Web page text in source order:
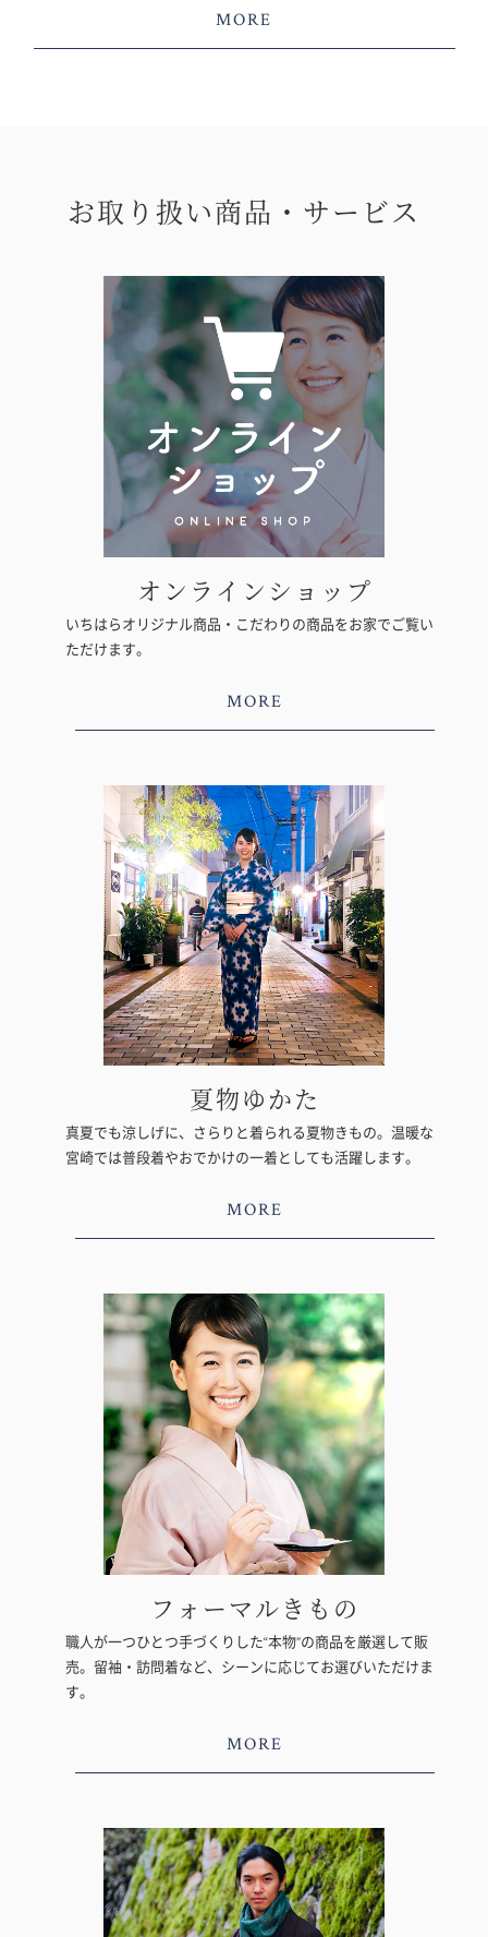
MORE
お取り扱い商品・サービス
オンラインショップ
いちはらオリジナル商品・こだわりの商品をお家でご覧い
ただけます。
MORE
夏物ゆかた
真夏でも涼しげに、さらりと着られる夏物きもの。温暖な
宮崎では普段着やおでかけの一着としても活躍します。
MORE
フォーマルきもの
職人が一つひとつ手づくりした“本物”の商品を厳選して販
売。留袖・訪問着など、シーンに応じてお選びいただけま
す。
MORE